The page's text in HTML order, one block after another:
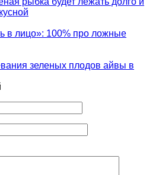
в лицо»: 100% про ложные
зеленых плодов айвы в